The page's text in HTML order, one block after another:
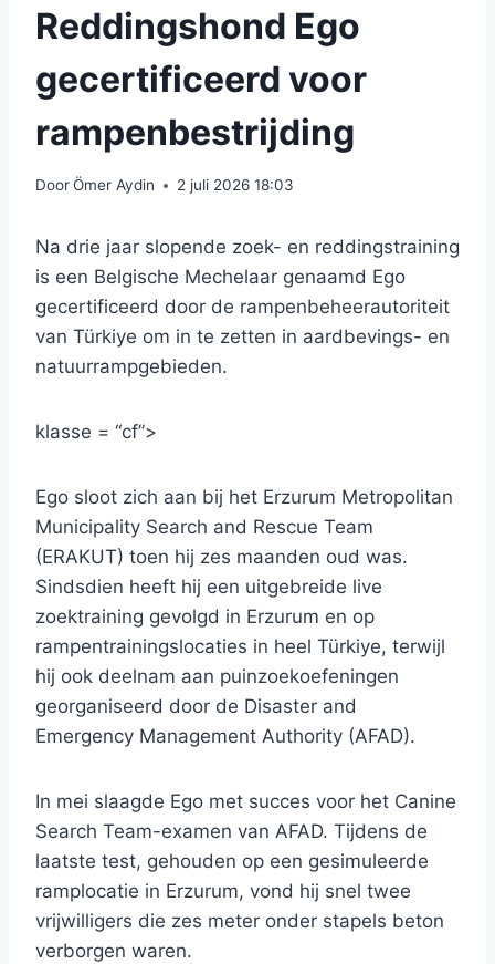
Reddingshond Ego
gecertificeerd voor
rampenbestrijding
DoorÖmer Aydin 2 juli 2026 18:03
Na drie jaar slopende zoek- en reddingstraining
is een Belgische Mechelaar genaamd Ego
gecertificeerd door de rampenbeheerautoriteit
van Türkiye om in te zetten in aardbevings- en
natuurrampgebieden.
klasse = “cf”>
Ego sloot zich aan bij het Erzurum Metropolitan
Municipality Search and Rescue Team
(ERAKUT) toen hij zes maanden oud was.
Sindsdien heeft hij een uitgebreide live
zoektraining gevolgd in Erzurum en op
rampentrainingslocaties in heel Türkiye, terwijl
hij ook deelnam aan puinzoekoefeningen
georganiseerd door de Disaster and
Emergency Management Authority (AFAD).
In mei slaagde Ego met succes voor het Canine
Search Team-examen van AFAD. Tijdens de
laatste test, gehouden op een gesimuleerde
ramplocatie in Erzurum, vond hij snel twee
vrijwilligers die zes meter onder stapels beton
verborgen waren.